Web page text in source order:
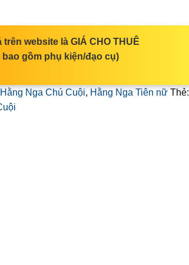
trên website là GIÁ CHO THUÊ
bao gồm phụ kiện/đạo cụ)
Hằng Nga Chú Cuội, Hằng Nga Tiên nữ Thẻ: